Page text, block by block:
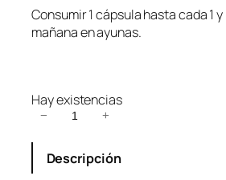
Consumir 1 cápsula hasta cada 1 y
mañana en ayunas.
Hay existencias
h
− +
Descripción